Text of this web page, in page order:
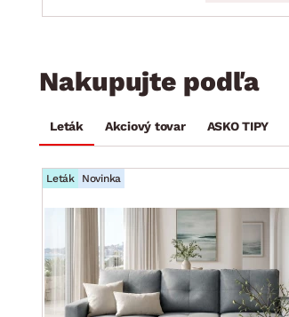
Nakupujte podľa
Leták Akciový tovar ASKO TIPY
Leták Novinka